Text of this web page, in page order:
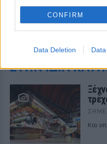
CONFIRM
Data Deletion
ΣΤΗΝ ΙΔΙΑ
Και